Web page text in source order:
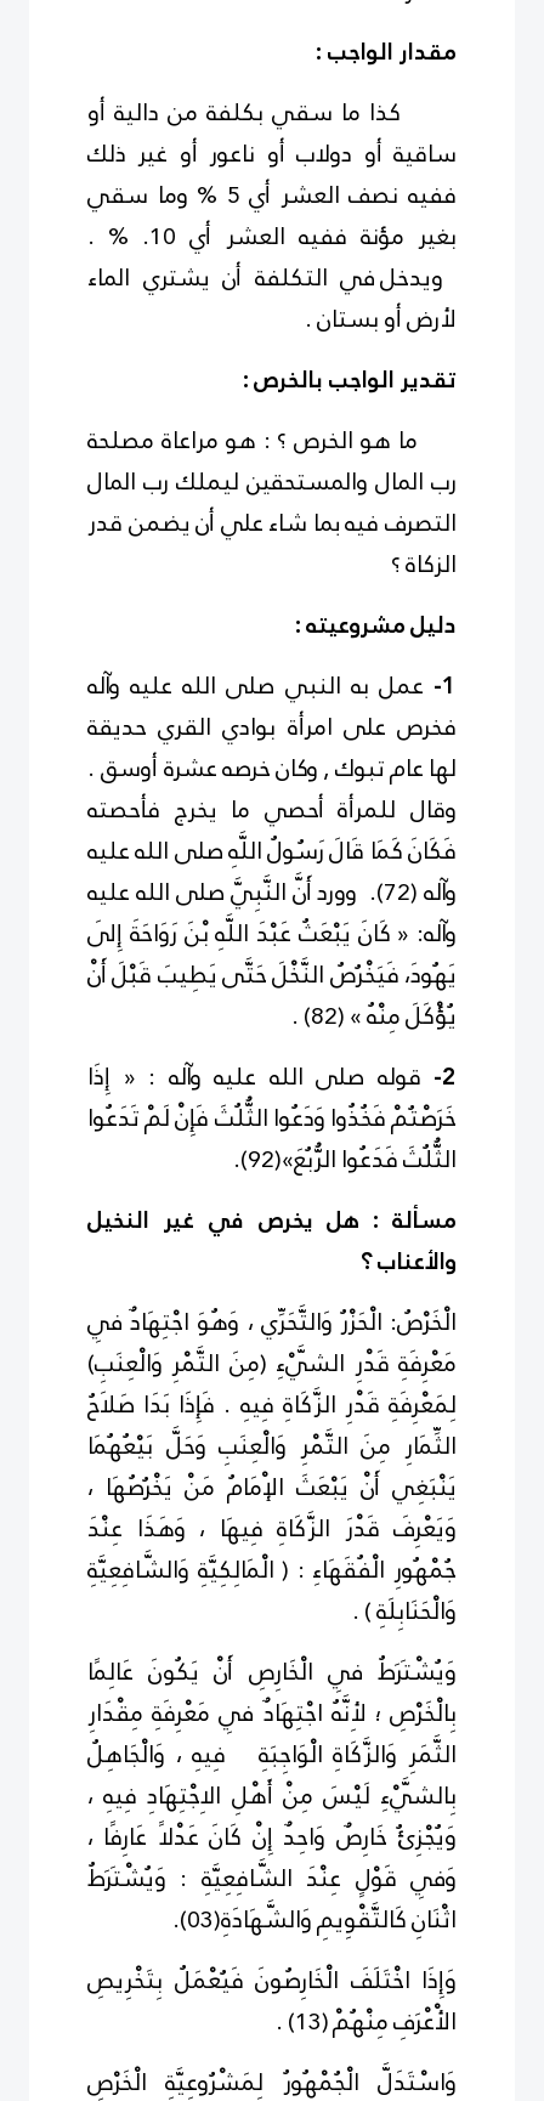
مقدار الواجب:
كذا ما سقي بكلفة من دالية أو
ساقية أو دولاب أو ناعور أو غير ذلك
ففيه نصف العشر أي 5 % وما سقي
بغير مؤنة ففيه العشر أي 10
% .
.
ويدخل في التكلفة أن يشتري الماء
لأرض أو بستان.
تقدير الواجب بالخرص:
ما هو الخرص ؟ : هو مراعاة مصلحة
رب المال والمستحقين ليملك رب المال
التصرف فيه بما شاء علي أن يضمن قدر
الزكاة ؟
دليل مشروعيته:
1- عمل به النبي صلى الله عليه وآله
فخرص على امرأة بوادي القري حديقة
لها عام تبوك , وكان خرصه عشرة أوسق .
وقال للمرأة أحصي ما يخرج فأحصته
فَكَانَ كَمَا قَالَ رَسُولُ اللَّهِصلى الله عليه
وآله(
72
). وورد أَنَّ النَّبِيَّ صلى الله عليه
وآله: « كَانَ يَبْعَثُ عَبْدَ اللَّهِ بْنَ رَوَاحَةَ إِلَى
يَهُودَ، فَيَخْرُصُ النَّخْلَ حَتَّى يَطِيبَ قَبْلَ أَنْ
يُؤْكَلَ مِنْهُ »(
82
)
.
2- قوله صلى الله عليه وآله : « إِذَا
خَرَصْتُمْ فَخُذُوا وَدَعُوا الثُّلُثَ فَإِنْ لَمْ تَدَعُوا
الثُّلُثَ فَدَعُوا الرُّبُعَ»(
92
)
.
مسألة : هل يخرص في غير النخيل
والأعناب ؟
الْخَرْصُ: الْحَزْرُ وَالتَّحَرِّي ، وَهُوَ اجْتِهَادٌ فِي
مَعْرِفَةِ قَدْرِ الشَّيْءِ (مِنَ التَّمْرِ وَالْعِنَبِ)
لِمَعْرِفَةِ قَدْرِ الزَّكَاةِ فِيهِ . فَإِذَا بَدَا صَلاَحُ
الثِّمَارِ مِنَ التَّمْرِ وَالْعِنَبِ وَحَلَّ بَيْعُهُمَا
يَنْبَغِي أَنْ يَبْعَثَ الإْمَامُ مَنْ يَخْرُصُهَا ،
وَيَعْرِفَ قَدْرَ الزَّكَاةِ فِيهَا ، وَهَذَا عِنْدَ
جُمْهُورِ الْفُقَهَاءِ : ( الْمَالِكِيَّةِ وَالشَّافِعِيَّةِ
وَالْحَنَابِلَةِ ) .
وَيُشْتَرَطُ فِي الْخَارِصِ أَنْ يَكُونَ عَالِمًا
بِالْخَرْصِ ؛ لأِنَّهُ اجْتِهَادٌ فِي مَعْرِفَةِ مِقْدَارِ
الثَّمَرِ وَالزَّكَاةِ الْوَاجِبَةِ فِيهِ ، وَالْجَاهِلُ
بِالشَّيْءِ لَيْسَ مِنْ أَهْلِ الاِجْتِهَادِ فِيهِ ،
وَيُجْزِئُ خَارِصٌ وَاحِدٌ إِنْ كَانَ عَدْلاً عَارِفًا ،
وَفِي قَوْلٍ عِنْدَ الشَّافِعِيَّةِ : وَيُشْتَرَطُ
اثْنَانِ كَالتَّقْوِيمِ وَالشَّهَادَةِ(
03
)
.
وَإِذَا اخْتَلَفَ الْخَارِصُونَ فَيُعْمَلُ بِتَخْرِيصِ
الأْعْرَفِ مِنْهُمْ(
13
)
.
وَاسْتَدَلَّ الْجُمْهُورُ لِمَشْرُوعِيَّةِ الْخَرْصِ